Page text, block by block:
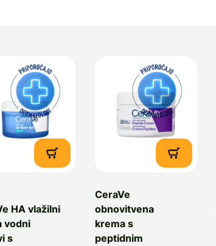
HA vlažilni
vodni
s
CeraVe
obnovitvena
krema s
peptidnim